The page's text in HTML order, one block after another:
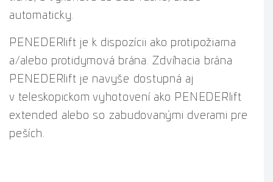
automaticky.
PENEDERlift je k dispozícii ako protipožiarna
a/alebo protidymová brána. Zdvíhacia brána
PENEDERlift je navyše dostupná aj
v teleskopickom vyhotovení ako PENEDERlift
extended alebo so zabudovanými dverami pre
peších.